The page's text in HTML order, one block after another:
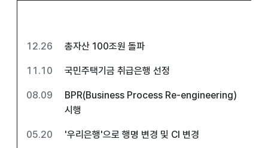
12.26 총자산 100조원 돌파
11.10 국민주택기금 취급은행 선정
08.09
BPR(Business Process Re-engineering)
시행
05.20 '우리은행'으로 행명 변경 및 CI 변경